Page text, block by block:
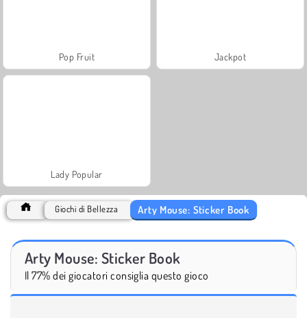
Pop Fruit Jackpot
Lady Popular
Giochi di Bellezza Arty Mouse: Sticker Book
Arty Mouse: Sticker Book
Il 77% dei giocatori consiglia questo gioco